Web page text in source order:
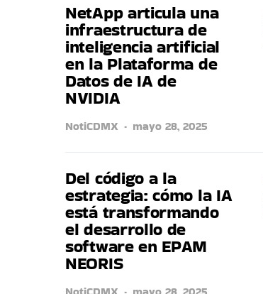
NetApp articula una
infraestructura de
inteligencia artificial
en la Plataforma de
Datos de IA de
NVIDIA
NotiCDMX mayo 28, 2025
Del código a la
estrategia: cómo la IA
está transformando
el desarrollo de
software en EPAM
NEORIS